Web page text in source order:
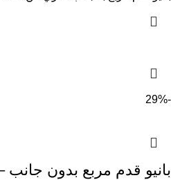
-29%
بانيو قدم مربع بدون جانب